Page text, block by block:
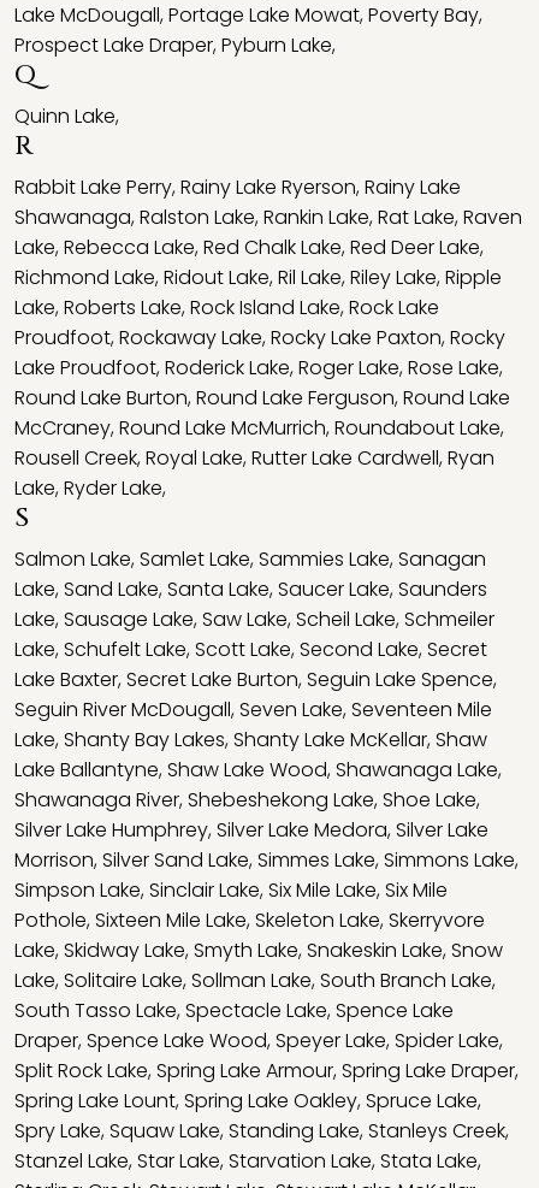
Lake McDougall,Portage Lake Mowat,Poverty Bay,
Prospect Lake Draper,Pyburn Lake,
Q
Quinn Lake,
R
Rabbit Lake Perry,Rainy Lake Ryerson,Rainy Lake
Shawanaga,Ralston Lake,Rankin Lake,Rat Lake,Raven
Lake,Rebecca Lake,Red Chalk Lake,Red Deer Lake,
Richmond Lake,Ridout Lake,Ril Lake,Riley Lake,Ripple
Lake,Roberts Lake,Rock Island Lake,Rock Lake
Proudfoot,Rockaway Lake,Rocky Lake Paxton,Rocky
Lake Proudfoot,Roderick Lake,Roger Lake,Rose Lake,
Round Lake Burton,Round Lake Ferguson,Round Lake
McCraney,Round Lake McMurrich,Roundabout Lake,
Rousell Creek,Royal Lake,Rutter Lake Cardwell,Ryan
Lake,Ryder Lake,
S
Salmon Lake,Samlet Lake,Sammies Lake,Sanagan
Lake,Sand Lake,Santa Lake,Saucer Lake,Saunders
Lake,Sausage Lake,Saw Lake,Scheil Lake,Schmeiler
Lake,Schufelt Lake,Scott Lake,Second Lake,Secret
Lake Baxter,Secret Lake Burton,Seguin Lake Spence,
Seguin River McDougall,Seven Lake,Seventeen Mile
Lake,Shanty Bay Lakes,Shanty Lake McKellar,Shaw
Lake Ballantyne,Shaw Lake Wood,Shawanaga Lake,
Shawanaga River,Shebeshekong Lake,Shoe Lake,
Silver Lake Humphrey,Silver Lake Medora,Silver Lake
Morrison,Silver Sand Lake,Simmes Lake,Simmons Lake,
Simpson Lake,Sinclair Lake,Six Mile Lake,Six Mile
Pothole,Sixteen Mile Lake,Skeleton Lake,Skerryvore
Lake,Skidway Lake,Smyth Lake,Snakeskin Lake,Snow
Lake,Solitaire Lake,Sollman Lake,South Branch Lake,
South Tasso Lake,Spectacle Lake,Spence Lake
Draper,Spence Lake Wood,Speyer Lake,Spider Lake,
Split Rock Lake,Spring Lake Armour,Spring Lake Draper,
Spring Lake Lount,Spring Lake Oakley,Spruce Lake,
Spry Lake,Squaw Lake,Standing Lake,Stanleys Creek,
Stanzel Lake,Star Lake,Starvation Lake,Stata Lake,